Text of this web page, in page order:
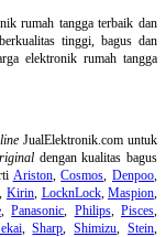
rumah tangga terbaik dan
tinggi, bagus dan
elektronik rumah tangga
JualElektronik.com untuk
dengan kualitas bagus
Ariston,Cosmos ,Denpoo
Kirin, LocknLock,Maspion
,Panasonic Philips, Pisces
,Sharp ,Shimizu ,Stein